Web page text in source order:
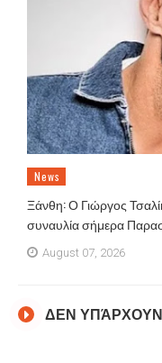
News
Ξάνθη: Ο Γιώργος
συναυλία σήμερα
August 07, 2026
ΔΕΝ